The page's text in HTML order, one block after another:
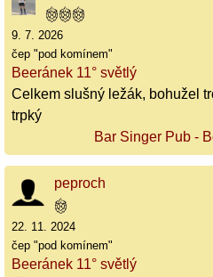
9. 7. 2026
čep "pod komínem"
Beeránek 11° světlý
Celkem slušný ležák, bohužel
trpký
Bar Singer Pub -
peproch
22. 11. 2024
čep "pod komínem"
Beeránek 11° světlý